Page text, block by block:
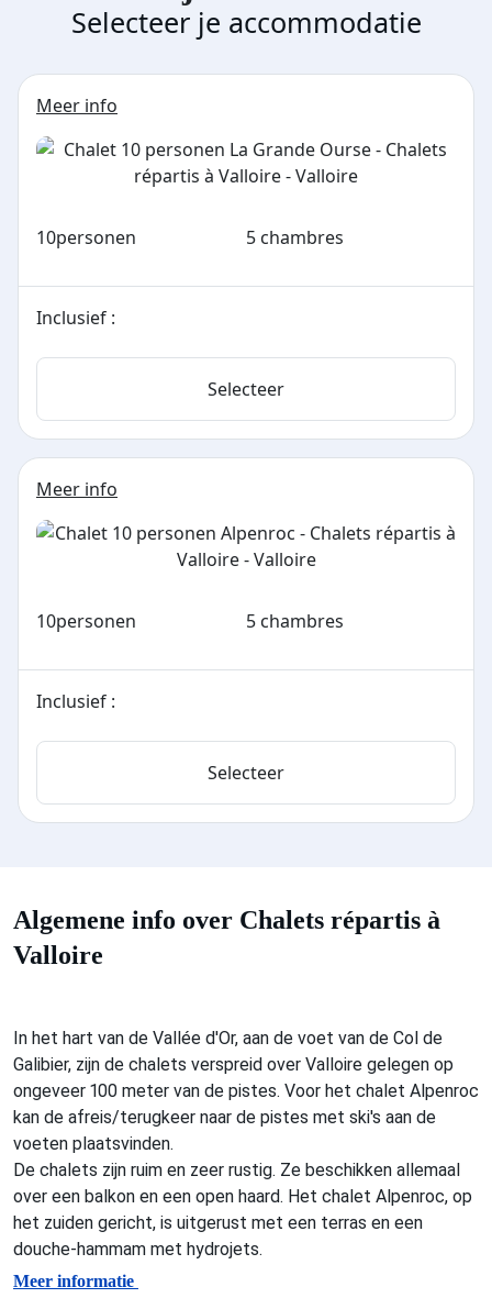
Selecteer je accommodatie
Meer info
10personen 5 chambres
Inclusief :
Selecteer
Meer info
10personen 5 chambres
Inclusief :
Selecteer
Algemene info over Chalets répartis à
Valloire
In het hart van de Vallée d'Or, aan de voet van de Col de
Galibier, zijn de chalets verspreid over Valloire gelegen op
ongeveer 100 meter van de pistes. Voor het chalet Alpenroc
kan de afreis/terugkeer naar de pistes met ski's aan de
voeten plaatsvinden.
De chalets zijn ruim en zeer rustig. Ze beschikken allemaal
over een balkon en een open haard. Het chalet Alpenroc, op
het zuiden gericht, is uitgerust met een terras en een
douche-hammam met hydrojets.
Meer informatie